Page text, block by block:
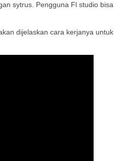
sytrus. Pengguna Fl studio bisa
dijelaskan cara kerjanya untuk